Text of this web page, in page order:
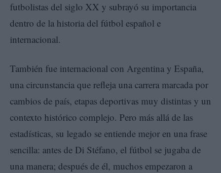
futbolistas del siglo XX y subrayó su importancia
dentro de la historia del fútbol español e
internacional.
También fue internacional con Argentina y España,
una circunstancia que refleja una carrera marcada por
cambios de país, etapas deportivas muy distintas y un
contexto histórico complejo. Pero más allá de las
estadísticas, su legado se entiende mejor en una frase
sencilla: antes de Di Stéfano, el fútbol se jugaba de
una manera; después de él, muchos empezaron a